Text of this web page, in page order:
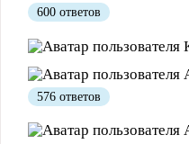
600 ответов
576 ответов